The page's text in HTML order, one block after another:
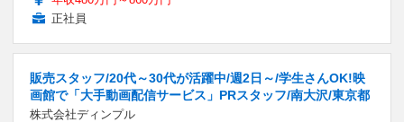
正社員
販売スタッフ/20代～30代が活躍中/週2日～/学生さんOK!映
画館で「大手動画配信サービス」PRスタッフ/南大沢/東京都
株式会社ディンプル